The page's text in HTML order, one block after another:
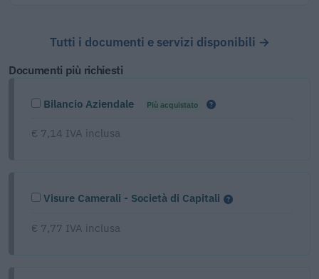
Tutti i documenti e servizi disponibili →
Documenti più richiesti
Bilancio Aziendale Più acquistato
€ 7,14 IVA inclusa
Visure Camerali - Società di Capitali
€ 7,77 IVA inclusa